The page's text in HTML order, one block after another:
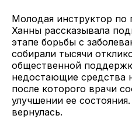
Молодая инструктор по
Ханны рассказывала
этапе борьбы с
собирали тысячи
общественной
недостающие средства
после которого врачи
улучшении ее
вернулась.